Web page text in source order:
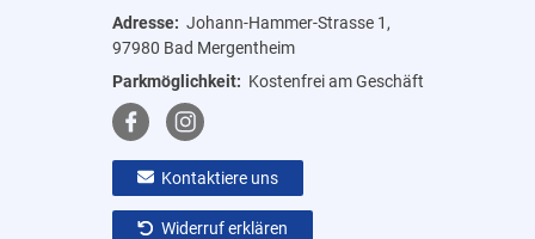
Adresse: Johann-Hammer-Strasse 1,
97980 Bad Mergentheim
Parkmöglichkeit: Kostenfrei am Geschäft
Kontaktiere uns
Widerruf erklären